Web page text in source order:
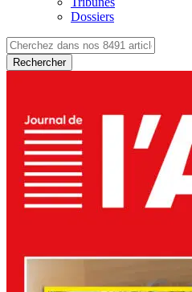
Dossiers
Rechercher